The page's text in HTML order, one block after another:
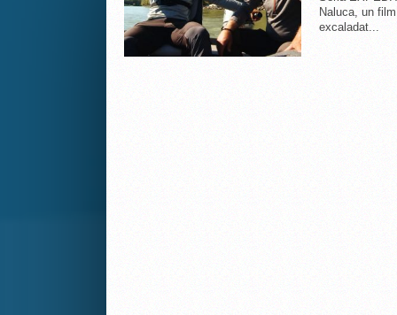
Naluca, un
excaladat...